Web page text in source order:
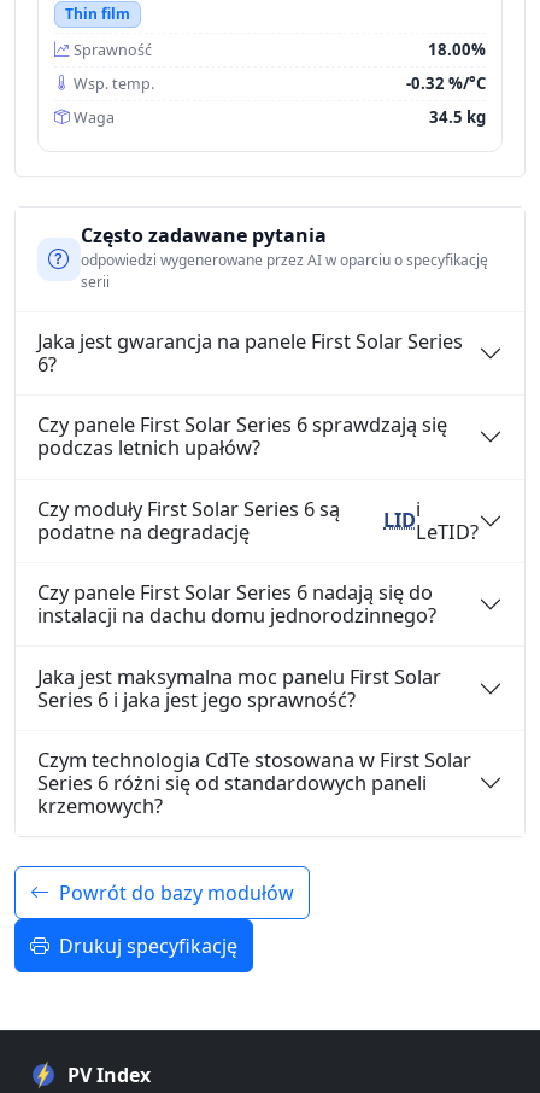
Thin film
Sprawność
18.00%
Wsp. temp. -0.32 %/°C
Waga 34.5 kg
Często zadawane pytania
odpowiedzi wygenerowane przez AI w oparciu o specyfikację
serii
Jaka jest gwarancja na panele First Solar Series
6?
Czy panele First Solar Series 6 sprawdzają się
podczas letnich upałów?
Czy moduły First Solar Series 6 są
podatne na degradację
LIDi
LeTID?
Czy panele First Solar Series 6 nadają się do
instalacji na dachu domu jednorodzinnego?
Jaka jest maksymalna moc panelu First Solar
Series 6 i jaka jest jego sprawność?
Czym technologia CdTe stosowana w First Solar
Series 6 różni się od standardowych paneli
krzemowych?
Powrót do bazy modułów
Drukuj specyfikację
PV Index